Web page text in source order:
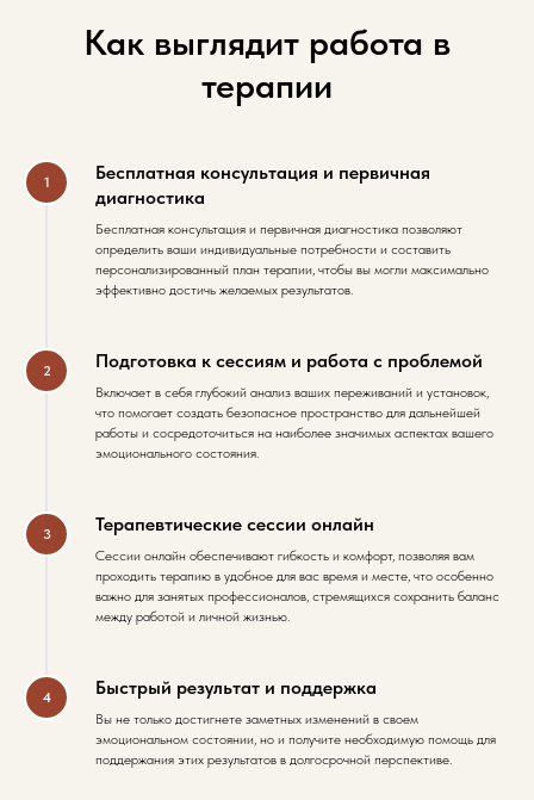
Как выглядит работа в
терапии
Бесплатная консультация и первичная
диагностика
Бесплатная консультация и первичная диагностика позволяют
определить ваши индивидуальные потребности и составить
персонализированный план терапии, чтобы вы могли максимально
эффективно достичь желаемых результатов.
Подготовка к сессиям и работа с проблемой
Включает в себя глубокий анализ ваших переживаний и установок,
что помогает создать безопасное пространство для дальнейшей
работы и сосредоточиться на наиболее значимых аспектах вашего
эмоционального состояния.
Терапевтические сессии онлайн
Сессии онлайн обеспечивают гибкость и комфорт, позволяя вам
проходить терапию в удобное для вас время и месте, что особенно
важно для занятых профессионалов, стремящихся сохранить баланс
между работой и личной жизнью.
Быстрый результат и поддержка
Вы не только достигнете заметных изменений в своем
эмоциональном состоянии, но и получите необходимую помощь для
поддержания этих результатов в долгосрочной перспективе.